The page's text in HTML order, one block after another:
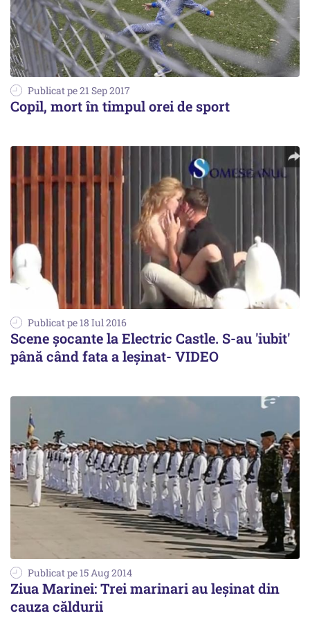
Publicat pe 21 Sep 2017
Copil, mort în timpul orei de sport
Publicat pe 18 Iul 2016
Scene șocante la Electric Castle. S-au 'iubit'
până când fata a leșinat- VIDEO
Publicat pe 15 Aug 2014
Ziua Marinei: Trei marinari au leșinat din
cauza căldurii